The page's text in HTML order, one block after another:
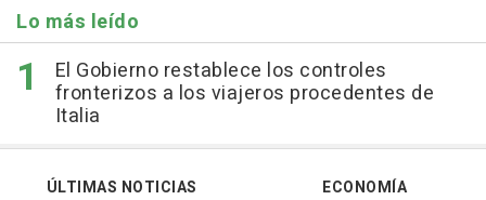
Lo más leído
El Gobierno restablece los controles
fronterizos a los viajeros procedentes de
Italia
ÚLTIMAS NOTICIAS
ECONOMÍA